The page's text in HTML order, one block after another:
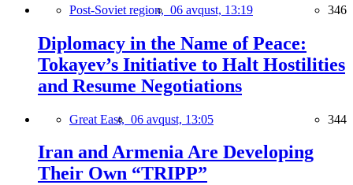
Post-Soviet region, 06 avqust, 13:19 346
Diplomacy in the Name of Peace:
Tokayev’s Initiative to Halt Hostilities
and Resume Negotiations
Great East, 06 avqust, 13:05 344
Iran and Armenia Are Developing
Their Own “TRIPP”